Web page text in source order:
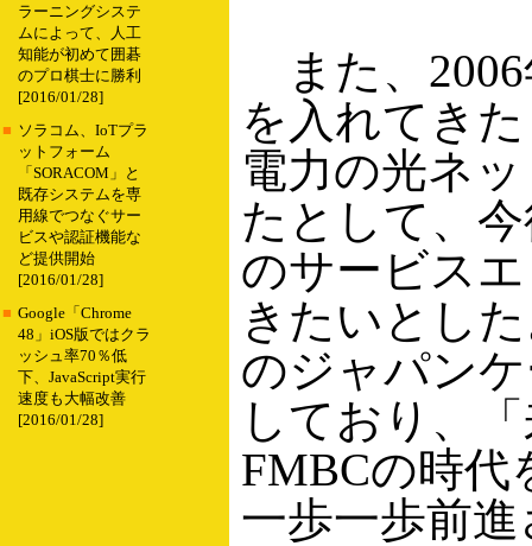
ラーニングシステ
ムによって、人工
知能が初めて囲碁
のプロ棋士に勝利
[2016/01/28]
■ ソラコム、IoTプラ
ットフォーム
「SORACOM」と
既存システムを専
用線でつなぐサー
ビスや認証機能な
ど提供開始
[2016/01/28]
■ Google「Chrome
48」iOS版ではクラ
ッシュ率70％低
下、JavaScript実行
速度も大幅改善
[2016/01/28]
また、2006
を入れてき
電力の光ネ
たとして、
のサービス
きたいとし
のジャパン
しており、
FMBCの時代
一歩一歩前